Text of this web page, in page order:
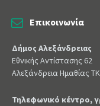
Επικοινωνία
Δήμος Αλεξάνδρειας
Εθνικής Αντίστασης 62
Αλεξάνδρεια Ημαθίας
Τηλεφωνικό κέντρο,